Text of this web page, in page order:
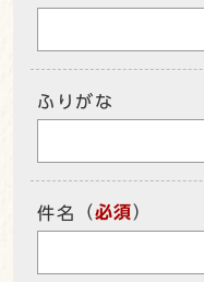
ふりがな
件名 （必須）